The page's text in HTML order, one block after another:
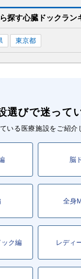
探す心臓ドックラン
東京都
選びで迷って
いる医療施設をご紹介
脳
全身
ック編 レディ